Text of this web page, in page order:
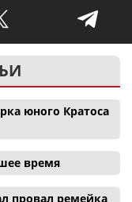
юного Кратоса
время
провал ремейка